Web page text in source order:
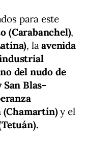
para este
(Carabanchel),
, laavenida
del nudo de
San Blas-
(Chamartín)y el